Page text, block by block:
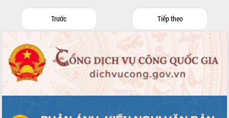
địa chính, hoàn thiện cơ sở dữ liệu đất
Ứng dụng sinh trắc học - Bước tiến
trong hành trình chuyển đổi số tại Đắk
Lắk
Đắk Lắk nâng cao hiệu quả công tác
Đảng từ Sổ tay đảng viên điện tử
Đắk Lắk đẩy mạnh nuôi biển công
Trước Tiếp theo